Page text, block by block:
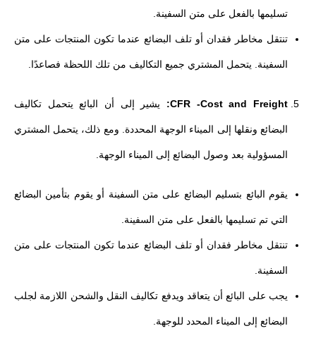
تسليمها بالفعل على متن السفينة.
تنتقل مخاطر فقدان أو تلف البضائع عندما تكون المنتجات على متن
السفينة. يتحمل المشتري جميع التكاليف من تلك اللحظة فصاعدًا.
CFR -Cost and Freight: يشير إلى أن البائع يتحمل تكاليف
البضائع ونقلها إلى الميناء الوجهة المحددة. ومع ذلك، يتحمل المشتري
المسؤولية بعد وصول البضائع إلى الميناء الوجهة.
يقوم البائع بتسليم البضائع على متن السفينة أو يقوم بتأمين البضائع
التي تم تسليمها بالفعل على متن السفينة.
تنتقل مخاطر فقدان أو تلف البضائع عندما تكون المنتجات على متن
السفينة.
يجب على البائع أن يتعاقد ويدفع تكاليف النقل والشحن اللازمة لجلب
البضائع إلى الميناء المحدد للوجهة.